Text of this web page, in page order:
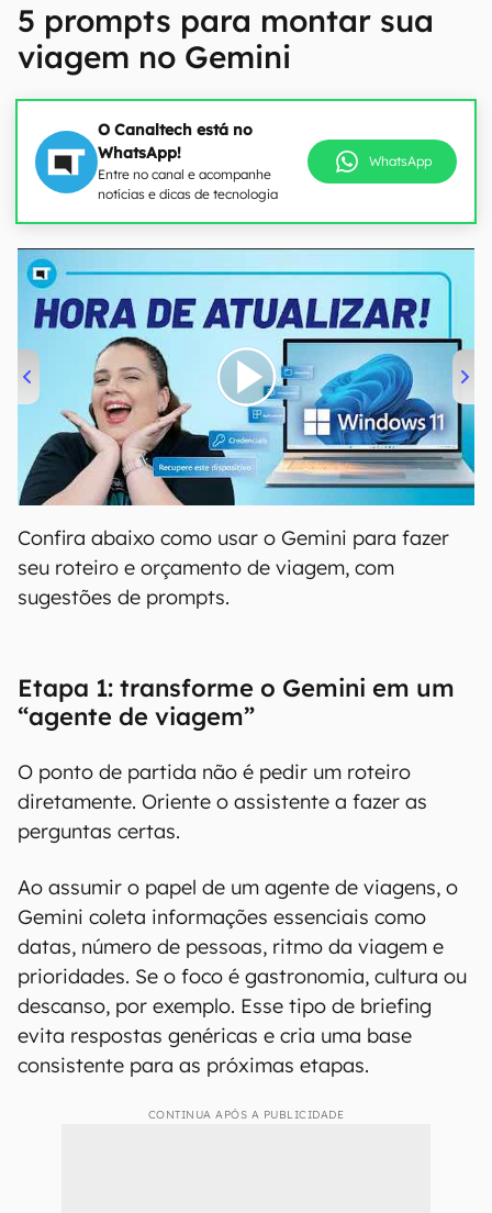
5 prompts para montar sua
viagem no Gemini
O Canaltech está no
WhatsApp!
Entre no canal e acompanhe
notícias e dicas de tecnologia
WhatsApp
00:00 04:52
Confira abaixo como usar o Gemini para fazer
seu roteiro e orçamento de viagem, com
sugestões de prompts.
Etapa 1: transforme o Gemini em um
“agente de viagem”
O ponto de partida não é pedir um roteiro
diretamente. Oriente o assistente a fazer as
perguntas certas.
Ao assumir o papel de um agente de viagens, o
Gemini coleta informações essenciais como
datas, número de pessoas, ritmo da viagem e
prioridades. Se o foco é gastronomia, cultura ou
descanso, por exemplo. Esse tipo de briefing
evita respostas genéricas e cria uma base
consistente para as próximas etapas.
CONTINUA APÓS A PUBLICIDADE